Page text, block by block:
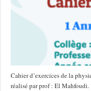
Cahier d’exercices de la
réalisé par prof : El Mahfoudi.